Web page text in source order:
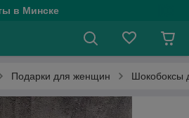
в Минске
Подарки для женщин Шокобоксы